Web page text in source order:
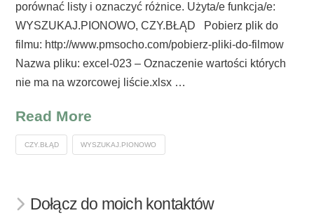
porównać listy i oznaczyć różnice. Użyta/e funkcja/e:
WYSZUKAJ.PIONOWO, CZY.BŁĄD Pobierz plik do
filmu: http://www.pmsocho.com/pobierz-pliki-do-filmow
Nazwa pliku: excel-023 – Oznaczenie wartości których
nie ma na wzorcowej liście.xlsx …
Read More
CZY.BŁĄD WYSZUKAJ.PIONOWO
Dołącz do moich kontaktów